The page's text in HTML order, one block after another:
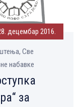
децембар 2016.
Све
набавке
за